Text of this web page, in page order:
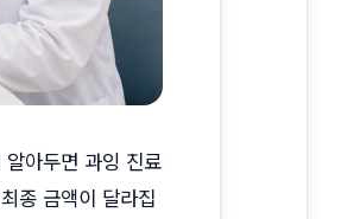
아두면 과잉 진료
종 금액이 달라집